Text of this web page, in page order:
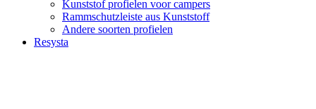
Kunststof profielen voor campers
Rammschutzleiste aus Kunststoff
Andere soorten profielen
Resysta